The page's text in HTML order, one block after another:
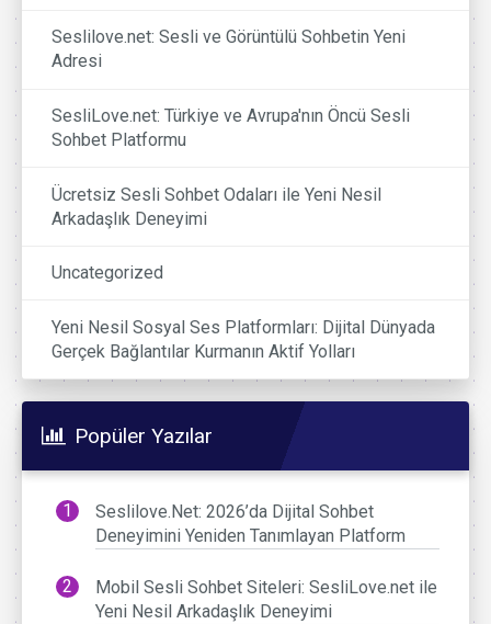
Seslilove.net: Sesli ve Görüntülü Sohbetin Yeni
Adresi
SesliLove.net: Türkiye ve Avrupa'nın Öncü Sesli
Sohbet Platformu
Ücretsiz Sesli Sohbet Odaları ile Yeni Nesil
Arkadaşlık Deneyimi
Uncategorized
Yeni Nesil Sosyal Ses Platformları: Dijital Dünyada
Gerçek Bağlantılar Kurmanın Aktif Yolları
Popüler Yazılar
Seslilove.Net: 2026’da Dijital Sohbet
Deneyimini Yeniden Tanımlayan Platform
Mobil Sesli Sohbet Siteleri: SesliLove.net ile
Yeni Nesil Arkadaşlık Deneyimi